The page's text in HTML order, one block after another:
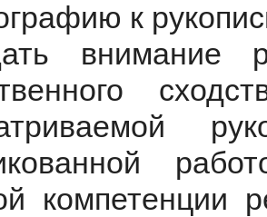
к
внимание
компетенции